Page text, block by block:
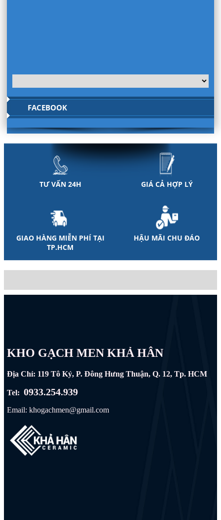
FACEBOOK
TƯ VẤN 24H GIÁ CẢ HỢP LÝ
GIAO HÀNG MIỄN PHÍ TẠI
TP.HCM
HẬU MÃI CHU ĐÁO
KHO GẠCH MEN KHẢ HÂN
Địa Chỉ: 119 Tô Ký, P. Đông Hưng Thuận, Q. 12, Tp. HCM
Tel:0933.254.939
Email: khogachmen@gmail.com